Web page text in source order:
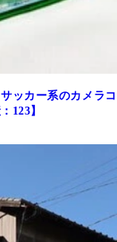
ッカー系のカメラコ
123】